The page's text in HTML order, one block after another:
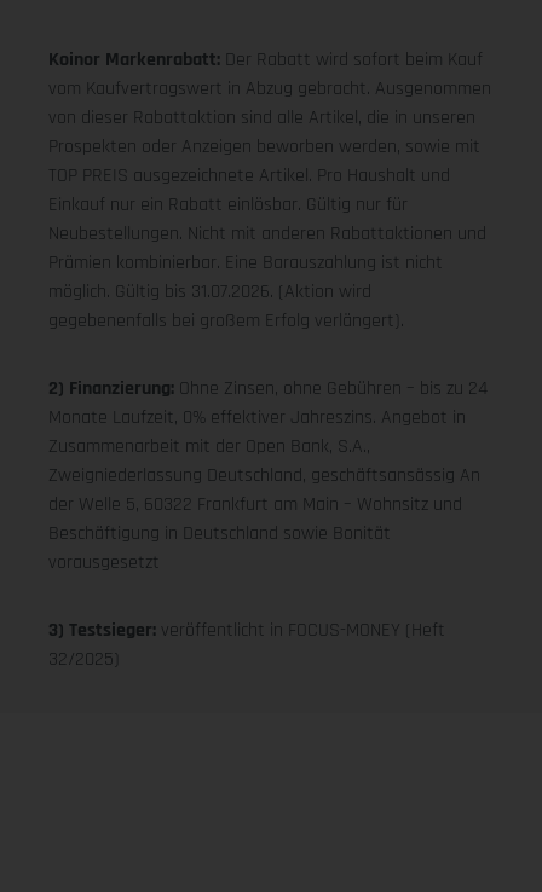
Koinor Markenrabatt: Der Rabatt wird sofort beim Kauf
vom Kaufvertragswert in Abzug gebracht. Ausgenommen
von dieser Rabattaktion sind alle Artikel, die in unseren
Prospekten oder Anzeigen beworben werden, sowie mit
TOP PREIS ausgezeichnete Artikel. Pro Haushalt und
Einkauf nur ein Rabatt einlösbar. Gültig nur für
Neubestellungen. Nicht mit anderen Rabattaktionen und
Prämien kombinierbar. Eine Barauszahlung ist nicht
möglich. Gültig bis 31.07.2026. (Aktion wird
gegebenenfalls bei großem Erfolg verlängert).
2) Finanzierung: Ohne Zinsen, ohne Gebühren – bis zu 24
Monate Laufzeit, 0% effektiver Jahreszins. Angebot in
Zusammenarbeit mit der Open Bank, S.A.,
Zweigniederlassung Deutschland, geschäftsansässig An
der Welle 5, 60322 Frankfurt am Main – Wohnsitz und
Beschäftigung in Deutschland sowie Bonität
vorausgesetzt
3) Testsieger: veröffentlicht in FOCUS-MONEY (Heft
32/2025)